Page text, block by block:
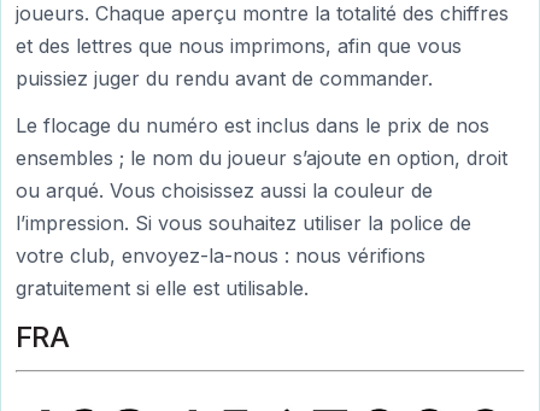
joueurs. Chaque aperçu montre la totalité des chiffres
et des lettres que nous imprimons, afin que vous
puissiez juger du rendu avant de commander.
Le flocage du numéro est inclus dans le prix de nos
ensembles ; le nom du joueur s’ajoute en option, droit
ou arqué. Vous choisissez aussi la couleur de
l’impression. Si vous souhaitez utiliser la police de
votre club, envoyez-la-nous : nous vérifions
gratuitement si elle est utilisable.
FRA